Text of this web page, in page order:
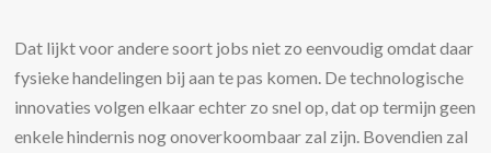
Dat lijkt voor andere soort jobs niet zo eenvoudig omdat daar
fysieke handelingen bij aan te pas komen. De technologische
innovaties volgen elkaar echter zo snel op, dat op termijn geen
enkele hindernis nog onoverkoombaar zal zijn. Bovendien zal